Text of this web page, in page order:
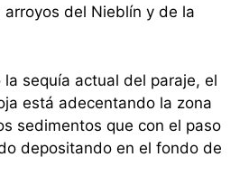
del Nieblín y de la
la sequía actual del paraje, el
está adecentando la zona
sedimentos que con el paso
depositando en el fondo de